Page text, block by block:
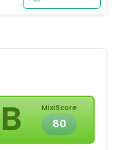
B MixiScore
80